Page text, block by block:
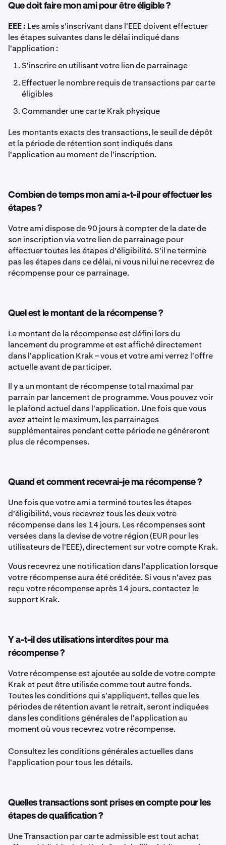
Que doit faire mon ami pour être éligible ?
EEE : Les amis s'inscrivant dans l'EEE doivent effectuer
les étapes suivantes dans le délai indiqué dans
l'application :
S'inscrire en utilisant votre lien de parrainage
Effectuer le nombre requis de transactions par carte
éligibles
Commander une carte Krak physique
Les montants exacts des transactions, le seuil de dépôt
et la période de rétention sont indiqués dans
l'application au moment de l'inscription.
Combien de temps mon ami a-t-il pour effectuer les
étapes ?
Votre ami dispose de 90 jours à compter de la date de
son inscription via votre lien de parrainage pour
effectuer toutes les étapes d'éligibilité. S'il ne termine
pas les étapes dans ce délai, ni vous ni lui ne recevrez de
récompense pour ce parrainage.
Quel est le montant de la récompense ?
Le montant de la récompense est défini lors du
lancement du programme et est affiché directement
dans l'application Krak – vous et votre ami verrez l'offre
actuelle avant de participer.
Il y a un montant de récompense total maximal par
parrain par lancement de programme. Vous pouvez voir
le plafond actuel dans l'application. Une fois que vous
avez atteint le maximum, les parrainages
supplémentaires pendant cette période ne généreront
plus de récompenses.
Quand et comment recevrai-je ma récompense ?
Une fois que votre ami a terminé toutes les étapes
d'éligibilité, vous recevrez tous les deux votre
récompense dans les 14 jours. Les récompenses sont
versées dans la devise de votre région (EUR pour les
utilisateurs de l'EEE), directement sur votre compte Krak.
Vous recevrez une notification dans l'application lorsque
votre récompense aura été créditée. Si vous n'avez pas
reçu votre récompense après 14 jours, contactez le
support Krak.
Y a-t-il des utilisations interdites pour ma
récompense ?
Votre récompense est ajoutée au solde de votre compte
Krak et peut être utilisée comme tout autre fonds.
Toutes les conditions qui s'appliquent, telles que les
périodes de rétention avant le retrait, seront indiquées
dans les conditions générales de l'application au
moment où vous recevrez votre récompense.
Consultez les conditions générales actuelles dans
l'application pour tous les détails.
Quelles transactions sont prises en compte pour les
étapes de qualification ?
Une Transaction par carte admissible est tout achat